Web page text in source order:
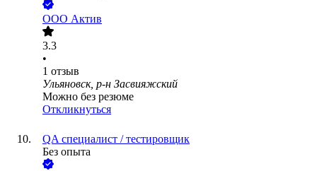
ООО Актив
3.3
•
1 отзыв
Ульяновск, р-н Засвияжский
Можно без резюме
Откликнуться
QA специалист / тестировщик
Без опыта